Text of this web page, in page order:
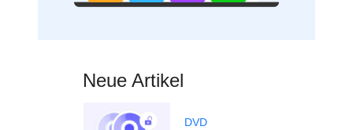
Neue Artikel
DVD